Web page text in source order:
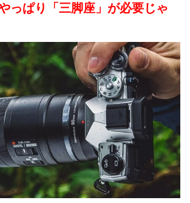
っぱり「三脚座」が必要じゃ